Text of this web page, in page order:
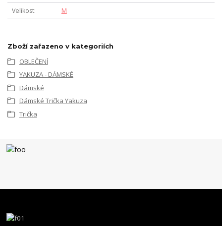
Velikost
M
Zboží zařazeno v kategoriích
OBLEČENÍ
YAKUZA - DÁMSKÉ
Dámské
Dámské Trička Yakuza
Trička